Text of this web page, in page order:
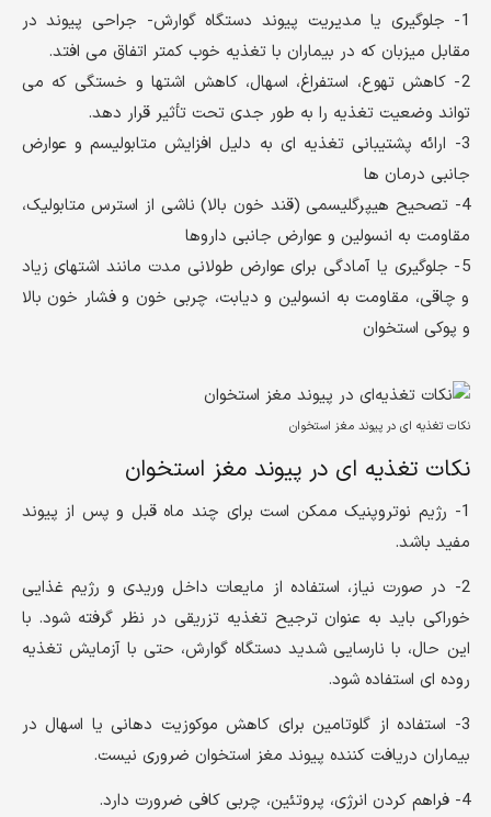
1- جلوگیری یا مدیریت پیوند دستگاه گوارش- جراحی پیوند در
مقابل میزبان که در بیماران با تغذیه خوب کمتر اتفاق می افتد.
2- کاهش تهوع، استفراغ، اسهال، کاهش اشتها و خستگی که می
تواند وضعیت تغذیه را به طور جدی تحت تأثیر قرار دهد.
3- ارائه پشتیبانی تغذیه ای به دلیل افزایش متابولیسم و عوارض
جانبی درمان ها
4- تصحیح هیپرگلیسمی (قند خون بالا) ناشی از استرس متابولیک،
مقاومت به انسولین و عوارض جانبی داروها
5- جلوگیری یا آمادگی برای عوارض طولانی مدت مانند اشتهای زیاد
و چاقی، مقاومت به انسولین و دیابت، چربی خون و فشار خون بالا
و پوکی استخوان
نکات تغذیه ای در پیوند مغز استخوان
نکات تغذیه ای در پیوند مغز استخوان
1- رژیم نوتروپنیک ممکن است برای چند ماه قبل و پس از پیوند
مفید باشد.
2- در صورت نیاز، استفاده از مایعات داخل وریدی و رژیم غذایی
خوراکی باید به عنوان ترجیح تغذیه تزریقی در نظر گرفته شود. با
این حال، با نارسایی شدید دستگاه گوارش، حتی با آزمایش تغذیه
روده ای استفاده شود.
3- استفاده از گلوتامین برای کاهش موکوزیت دهانی یا اسهال در
بیماران دریافت کننده پیوند مغز استخوان ضروری نیست.
4- فراهم کردن انرژی، پروتئین، چربی کافی ضرورت دارد.